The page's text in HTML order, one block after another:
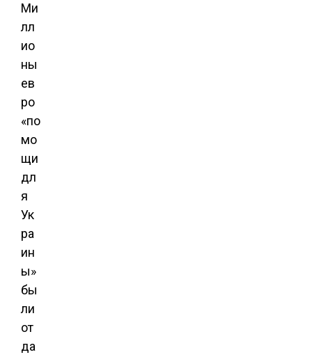
Ми
лл
ио
ны
ев
ро
«по
мо
щи
дл
я
Ук
ра
ин
ы»
бы
ли
от
да